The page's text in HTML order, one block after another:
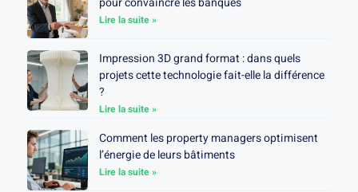
Lire la suite »
Impression 3D grand format : dans quels
projets cette technologie fait-elle la différence
?
Lire la suite »
Comment les property managers optimisent
l’énergie de leurs bâtiments
Lire la suite »